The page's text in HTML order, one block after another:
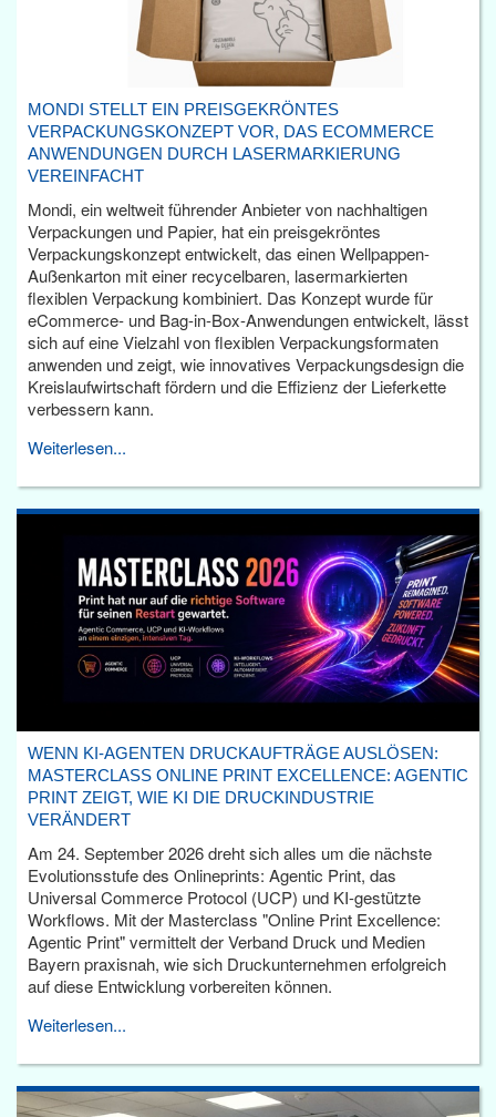
MONDI STELLT EIN PREISGEKRÖNTES
VERPACKUNGSKONZEPT VOR, DAS ECOMMERCE
ANWENDUNGEN DURCH LASERMARKIERUNG
VEREINFACHT
Mondi, ein weltweit führender Anbieter von nachhaltigen
Verpackungen und Papier, hat ein preisgekröntes
Verpackungskonzept entwickelt, das einen Wellpappen-
Außenkarton mit einer recycelbaren, lasermarkierten
flexiblen Verpackung kombiniert. Das Konzept wurde für
eCommerce- und Bag-in-Box-Anwendungen entwickelt, lässt
sich auf eine Vielzahl von flexiblen Verpackungsformaten
anwenden und zeigt, wie innovatives Verpackungsdesign die
Kreislaufwirtschaft fördern und die Effizienz der Lieferkette
verbessern kann.
Weiterlesen...
WENN KI-AGENTEN DRUCKAUFTRÄGE AUSLÖSEN:
MASTERCLASS ONLINE PRINT EXCELLENCE: AGENTIC
PRINT ZEIGT, WIE KI DIE DRUCKINDUSTRIE
VERÄNDERT
Am 24. September 2026 dreht sich alles um die nächste
Evolutionsstufe des Onlineprints: Agentic Print, das
Universal Commerce Protocol (UCP) und KI-gestützte
Workflows. Mit der Masterclass "Online Print Excellence:
Agentic Print" vermittelt der Verband Druck und Medien
Bayern praxisnah, wie sich Druckunternehmen erfolgreich
auf diese Entwicklung vorbereiten können.
Weiterlesen...